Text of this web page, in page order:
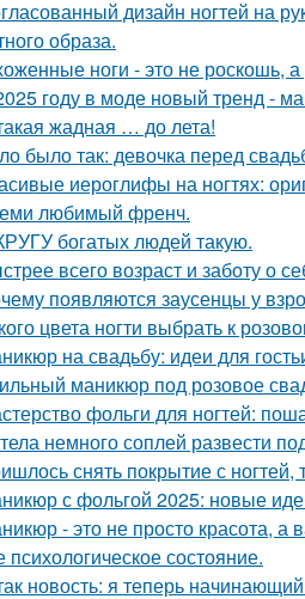
дизайн ногтей на
образа.
ноги - это не роскошь,
году в моде новый тренд -
жадная … до лета!
было так: девочка перед
иероглифы на ногтях:
любимый френч.
богатых людей такую.
всего возраст и заботу о
появляются заусенцы у
цвета ногти выбрать к
на свадьбу: идеи для
маникюр под розовое
фольги для ногтей:
немного соплей развести
снять покрытие с ногтей,
с фольгой 2025: новые
- это не просто красота, а
психологическое состояние.
новость: я теперь